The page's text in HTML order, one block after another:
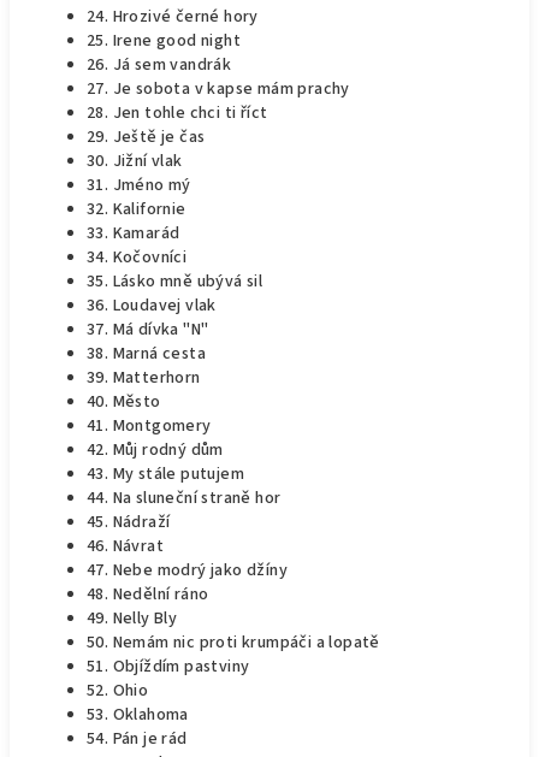
24. Hrozivé černé hory
25. Irene good night
26. Já sem vandrák
27. Je sobota v kapse mám prachy
28. Jen tohle chci ti říct
29. Ještě je čas
30. Jižní vlak
31. Jméno mý
32. Kalifornie
33. Kamarád
34. Kočovníci
35. Lásko mně ubývá sil
36. Loudavej vlak
37. Má dívka "N"
38. Marná cesta
39. Matterhorn
40. Město
41. Montgomery
42. Můj rodný dům
43. My stále putujem
44. Na sluneční straně hor
45. Nádraží
46. Návrat
47. Nebe modrý jako džíny
48. Nedělní ráno
49. Nelly Bly
50. Nemám nic proti krumpáči a lopatě
51. Objíždím pastviny
52. Ohio
53. Oklahoma
54. Pán je rád